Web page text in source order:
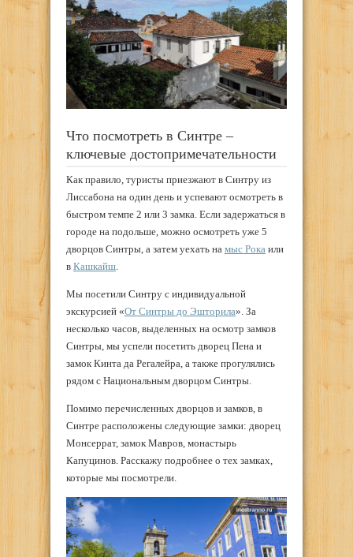
Что посмотреть в Синтре –
ключевые достопримечательности
Как правило, туристы приезжают в Синтру из
Лиссабона на один день и успевают осмотреть в
быстром темпе 2 или 3 замка. Если задержаться в
городе на подольше, можно осмотреть уже 5
дворцов Синтры, а затем уехать на мыс Рока или
в Кашкайш.
Мы посетили Синтру с индивидуальной
экскурсией «От Синтры до Эшторила». За
несколько часов, выделенных на осмотр замков
Синтры, мы успели посетить дворец Пена и
замок Кинта да Регалейра, а также прогулялись
рядом с Национальным дворцом Синтры.
Помимо перечисленных дворцов и замков, в
Синтре расположены следующие замки: дворец
Монсеррат, замок Мавров, монастырь
Капуцинов. Расскажу подробнее о тех замках,
которые мы посмотрели.